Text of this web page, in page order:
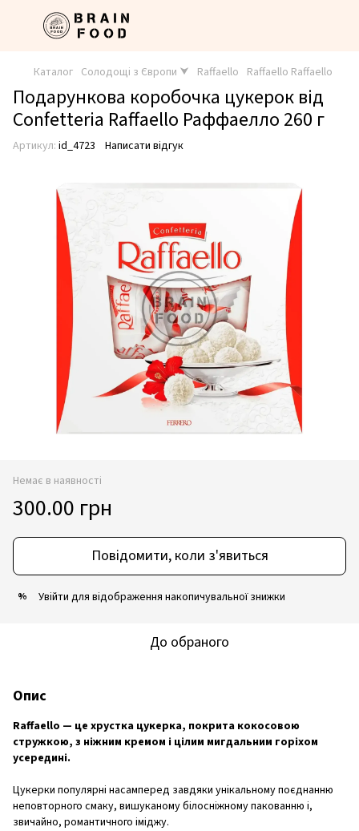
Каталог Солодощі з Європи ⮟ Raffaello Raffaello Raffaello
Подарункова коробочка цукерок від
Confetteria Raffaello Раффаелло 260 г
Артикул: id_4723 Написати відгук
Немає в наявності
300.00 грн
Повідомити, коли з'явиться
% Увійти для відображення накопичувальної знижки
До обраного
Опис
Raffaello — це хрустка цукерка, покрита кокосовою
стружкою, з ніжним кремом і цілим мигдальним горіхом
усередині.
Цукерки популярні насамперед завдяки унікальному поєднанню
неповторного смаку, вишуканому білосніжному пакованню і,
звичайно, романтичного іміджу.